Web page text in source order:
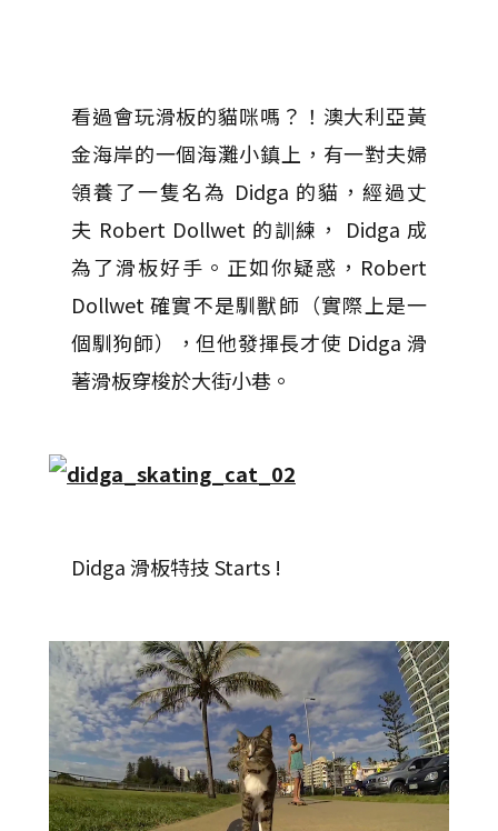
看過會玩滑板的貓咪嗎？！ 澳大利亞黃
金海岸的一個海灘小鎮上，有一對夫婦
領養了一隻名為 Didga 的貓，經過丈
夫 Robert Dollwet 的訓練， Didga 成
為了滑板好手。正如你疑惑，Robert
Dollwet 確實不是馴獸師（實際上是一
個馴狗師），但他發揮長才使 Didga 滑
著滑板穿梭於大街小巷。
Didga 滑板特技 Starts !